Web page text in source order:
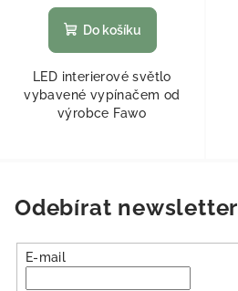
Do košíku
LED interierové světlo
vybavené vypínačem od
výrobce Fawo
Odebírat newsletter
E-mail